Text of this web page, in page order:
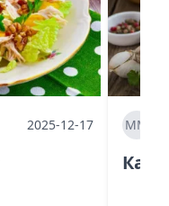
2025-12-17 ММ